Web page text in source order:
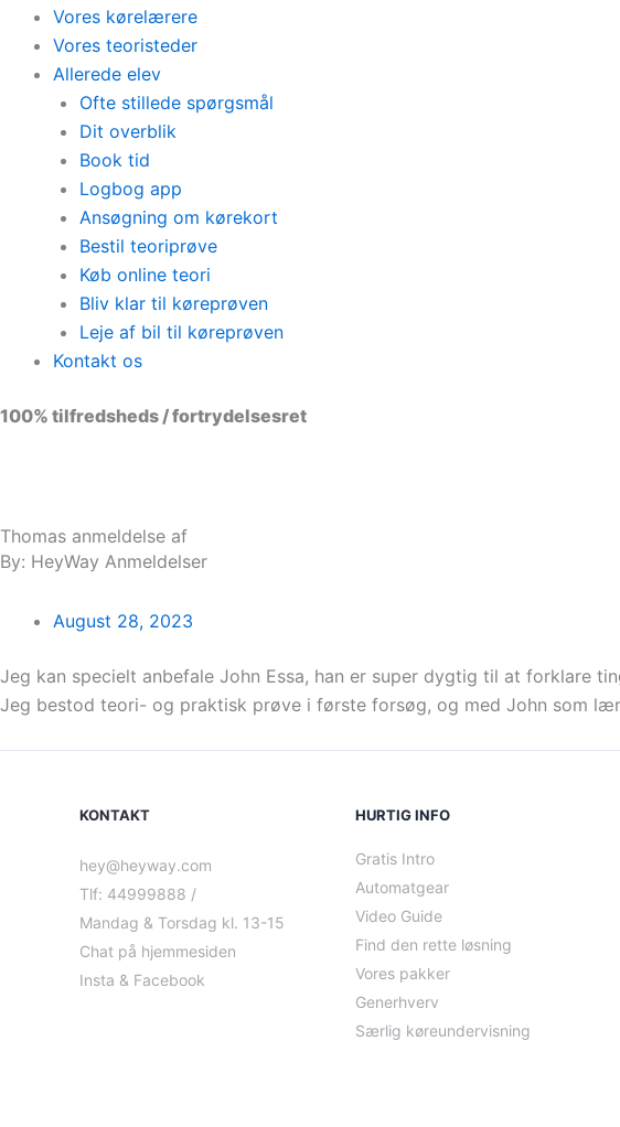
Vores kørelærere
Vores teoristeder
Allerede elev
Ofte stillede spørgsmål
Dit overblik
Book tid
Logbog app
Ansøgning om kørekort
Bestil teoriprøve
Køb online teori
Bliv klar til køreprøven
Leje af bil til køreprøven
Kontakt os
100% tilfredsheds / fortrydelsesret
Thomas anmeldelse af
By: HeyWay Anmeldelser
August 28, 2023
Jeg kan specielt anbefale John Essa, han er super dygtig til at forklare
Jeg bestod teori- og praktisk prøve i første forsøg, og med John som
KONTAKT
hey@heyway.com
Tlf: 44999888 /
Mandag & Torsdag kl. 13-15
Chat på hjemmesiden
Insta & Facebook
HURTIG INFO
Gratis Intro
Automatgear
Video Guide
Find den rette løsning
Vores pakker
Generhverv
Særlig køreundervisning